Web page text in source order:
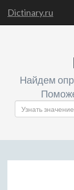
Dictinary.ru
Найдем